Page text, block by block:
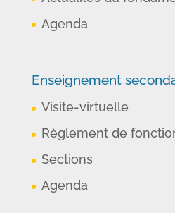
Agenda
Enseignement
Visite-virtuelle
Règlement de
Sections
Agenda